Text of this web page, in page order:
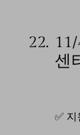
22.
센
✅